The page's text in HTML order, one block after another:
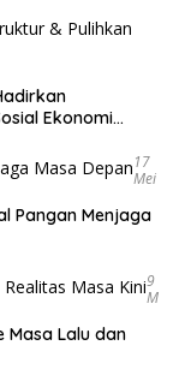
Ekonomi
17
Mei
Pangan Menjaga
9
M
Masa Lalu dan